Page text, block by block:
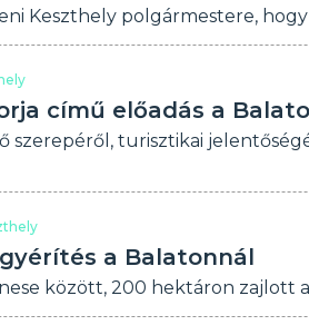
Keszthely polgármestere,
című előadás a
szerepéről, turisztikai
a Balatonnál
között, 200 hektáron zajlott